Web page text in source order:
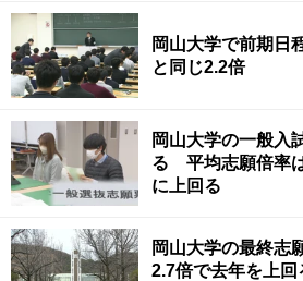
岡山大学で前期
と同じ2.2倍
岡山大学の一般
る 平均志願倍率
に上回る
岡山大学の最終
2.7倍で去年を上